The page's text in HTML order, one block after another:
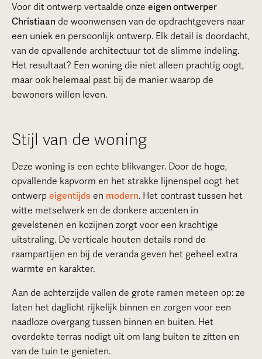
Voor dit ontwerp vertaalde onze eigen ontwerper
Christiaan de woonwensen van de opdrachtgevers naar
een uniek en persoonlijk ontwerp. Elk detail is doordacht,
van de opvallende architectuur tot de slimme indeling.
Het resultaat? Een woning die niet alleen prachtig oogt,
maar ook helemaal past bij de manier waarop de
bewoners willen leven.
Stijl van de woning
Deze woning is een echte blikvanger. Door de hoge,
opvallende kapvorm en het strakke lijnenspel oogt het
ontwerp eigentijds en modern. Het contrast tussen het
witte metselwerk en de donkere accenten in
gevelstenen en kozijnen zorgt voor een krachtige
uitstraling. De verticale houten details rond de
raampartijen en bij de veranda geven het geheel extra
warmte en karakter.
Aan de achterzijde vallen de grote ramen meteen op: ze
laten het daglicht rijkelijk binnen en zorgen voor een
naadloze overgang tussen binnen en buiten. Het
overdekte terras nodigt uit om lang buiten te zitten en
van de tuin te genieten.